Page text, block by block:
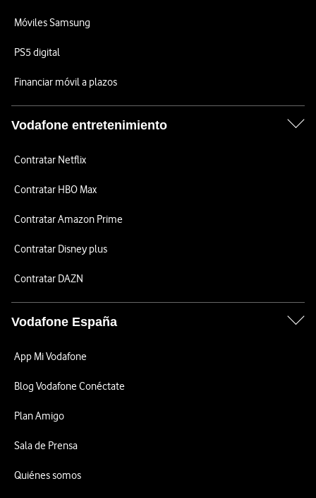
Móviles Samsung
PS5 digital
Financiar móvil a plazos
Vodafone entretenimiento
Contratar Netflix
Contratar HBO Max
Contratar Amazon Prime
Contratar Disney plus
Contratar DAZN
Vodafone España
App Mi Vodafone
Blog Vodafone Conéctate
Plan Amigo
Sala de Prensa
Quiénes somos